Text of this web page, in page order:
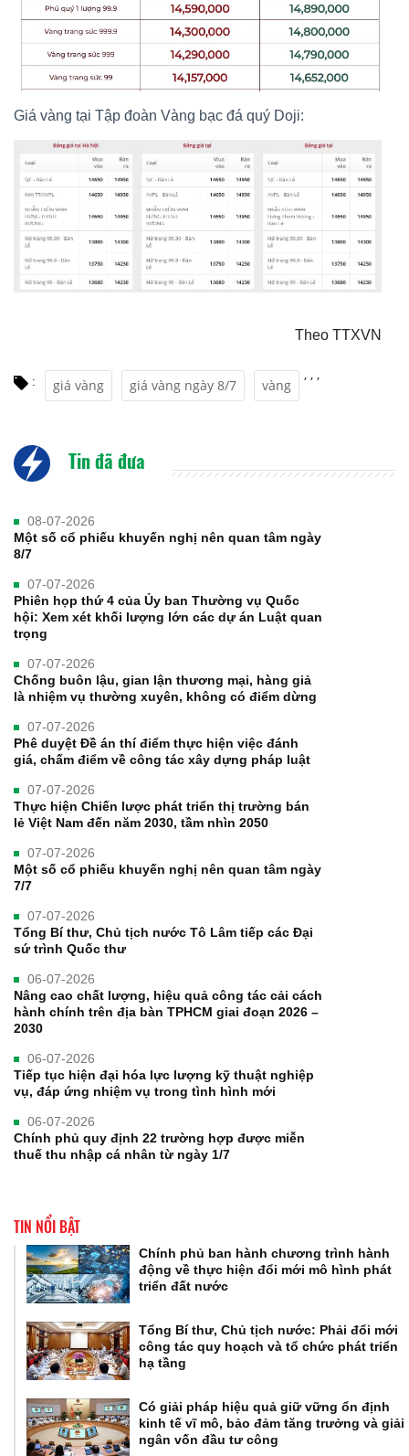
Giá vàng tại Tập đoàn Vàng bạc đá quý Doji:
Theo TTXVN
: giá vàng
,
giá vàng ngày 8/7
,
vàng
,
Tin đã đưa
08-07-2026
Một số cổ phiếu khuyến nghị nên quan tâm ngày
8/7
07-07-2026
Phiên họp thứ 4 của Ủy ban Thường vụ Quốc
hội: Xem xét khối lượng lớn các dự án Luật quan
trọng
07-07-2026
Chống buôn lậu, gian lận thương mại, hàng giả
là nhiệm vụ thường xuyên, không có điểm dừng
07-07-2026
Phê duyệt Đề án thí điểm thực hiện việc đánh
giá, chấm điểm về công tác xây dựng pháp luật
07-07-2026
Thực hiện Chiến lược phát triển thị trường bán
lẻ Việt Nam đến năm 2030, tầm nhìn 2050
07-07-2026
Một số cổ phiếu khuyến nghị nên quan tâm ngày
7/7
07-07-2026
Tổng Bí thư, Chủ tịch nước Tô Lâm tiếp các Đại
sứ trình Quốc thư
06-07-2026
Nâng cao chất lượng, hiệu quả công tác cải cách
hành chính trên địa bàn TPHCM giai đoạn 2026 –
2030
06-07-2026
Tiếp tục hiện đại hóa lực lượng kỹ thuật nghiệp
vụ, đáp ứng nhiệm vụ trong tình hình mới
06-07-2026
Chính phủ quy định 22 trường hợp được miễn
thuế thu nhập cá nhân từ ngày 1/7
TIN NỔI BẬT
Chính phủ ban hành chương trình hành
động về thực hiện đổi mới mô hình phát
triển đất nước
Tổng Bí thư, Chủ tịch nước: Phải đổi mới
công tác quy hoạch và tổ chức phát triển
hạ tầng
Có giải pháp hiệu quả giữ vững ổn định
kinh tế vĩ mô, bảo đảm tăng trưởng và giải
ngân vốn đầu tư công